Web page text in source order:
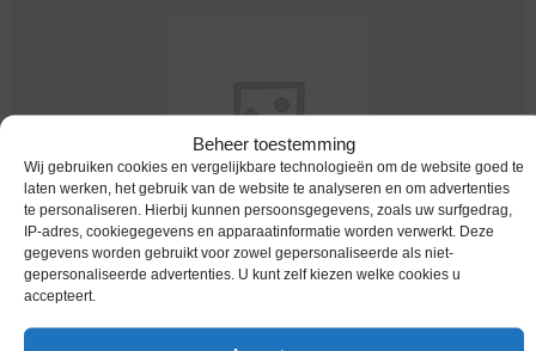
Beheer toestemming
Wij gebruiken cookies en vergelijkbare technologieën om de website goed te
laten werken, het gebruik van de website te analyseren en om advertenties
te personaliseren. Hierbij kunnen persoonsgegevens, zoals uw surfgedrag,
IP-adres, cookiegegevens en apparaatinformatie worden verwerkt. Deze
gegevens worden gebruikt voor zowel gepersonaliseerde als niet-
gepersonaliseerde advertenties. U kunt zelf kiezen welke cookies u
accepteert.
Worldcoins / India / 5 Rupees / 1996.B / Zf / Km
154.2